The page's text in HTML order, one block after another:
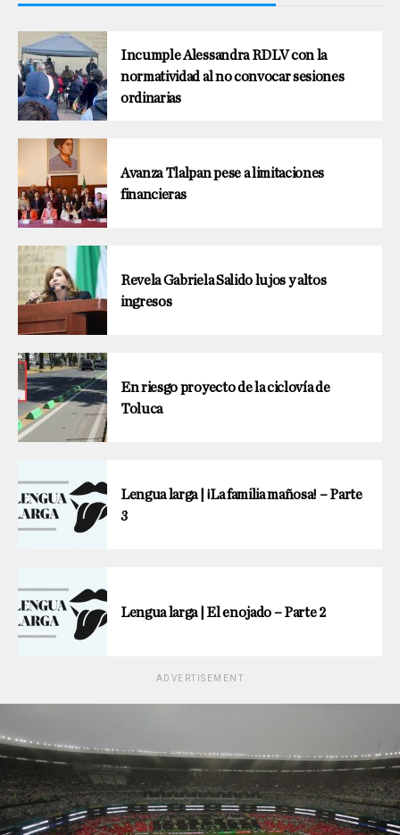
Incumple Alessandra RDLV con la
normatividad al no convocar sesiones
ordinarias
Avanza Tlalpan pese a limitaciones
financieras
Revela Gabriela Salido lujos y altos
ingresos
En riesgo proyecto de la ciclovía de
Toluca
Lengua larga | ¡La familia mañosa! – Parte
3
Lengua larga | El enojado – Parte 2
ADVERTISEMENT